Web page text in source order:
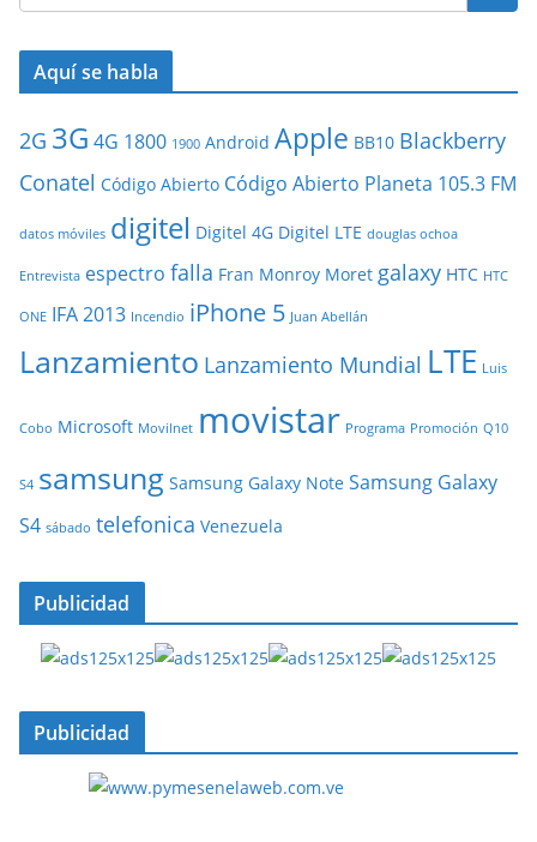
Aquí se habla
2G 3G 4G 1800 1900 Android Apple BB10 Blackberry
Conatel Código Abierto Código Abierto Planeta 105.3 FM
datos móviles digitel Digitel 4G Digitel LTE douglas ochoa
Entrevista espectro falla Fran Monroy Moret galaxy HTC HTC
ONE IFA 2013 Incendio iPhone 5 Juan Abellán
Lanzamiento Lanzamiento Mundial LTE Luis
Cobo Microsoft Movilnet movistar Programa Promoción Q10
S4 samsung Samsung Galaxy Note Samsung Galaxy
S4 sábado telefonica Venezuela
Publicidad
Publicidad